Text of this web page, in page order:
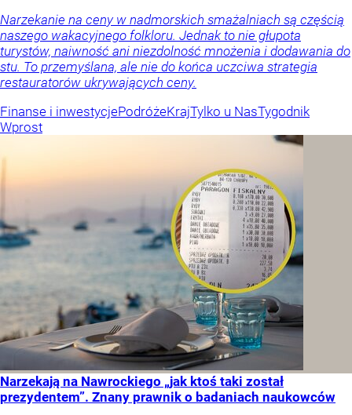
Narzekanie na ceny w nadmorskich smażalniach są częścią
naszego wakacyjnego folkloru. Jednak to nie głupota
turystów, naiwność ani niezdolność mnożenia i dodawania do
stu. To przemyślana, ale nie do końca uczciwa strategia
restauratorów ukrywających ceny.
Finanse i inwestycjePodróżeKrajTylko u NasTygodnik
Wprost
Narzekają na Nawrockiego „jak ktoś taki został
prezydentem”. Znany prawnik o badaniach naukowców